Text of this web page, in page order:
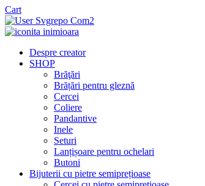
Cart
Despre creator
SHOP
Brăţări
Brățări pentru gleznă
Cercei
Coliere
Pandantive
Inele
Seturi
Lanțișoare pentru ochelari
Butoni
Bijuterii cu pietre semiprețioase